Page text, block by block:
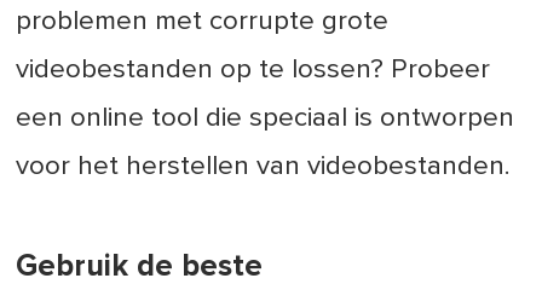
problemen met corrupte grote
videobestanden op te lossen? Probeer
een online tool die speciaal is ontworpen
voor het herstellen van videobestanden.
Gebruik de beste